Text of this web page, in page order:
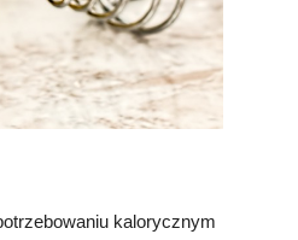
kalorycznym